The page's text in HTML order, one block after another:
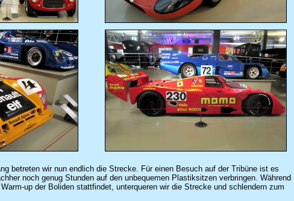
betreten wir nun endlich die Strecke. Für einen Besuch auf der Tribüne ist es
noch genug Stunden auf den unbequemen Plastiksitzen verbringen. Während
up der Boliden stattfindet, unterqueren wir die Strecke und schlendern zum